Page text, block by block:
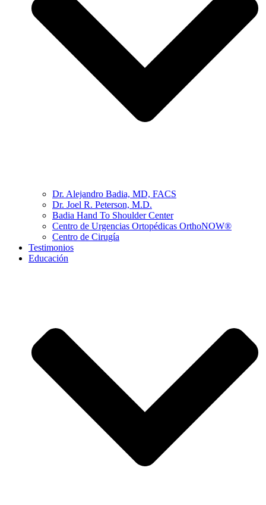
Dr. Alejandro Badia, MD, FACS
Dr. Joel R. Peterson, M.D.
Badia Hand To Shoulder Center
Centro de Urgencias Ortopédicas OrthoNOW®
Centro de Cirugía
Testimonios
Educación